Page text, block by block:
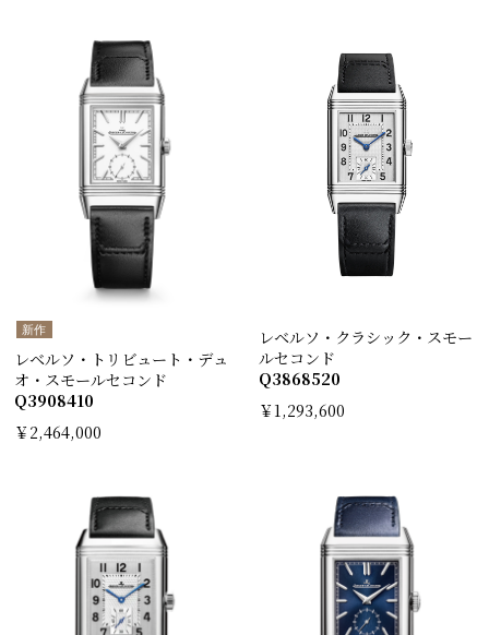
新作
レベルソ・トリビュート・デュ
オ・スモールセコンド
Q3908410
￥2,464,000
レベルソ・クラシック・スモー
ルセコンド
Q3868520
￥1,293,600